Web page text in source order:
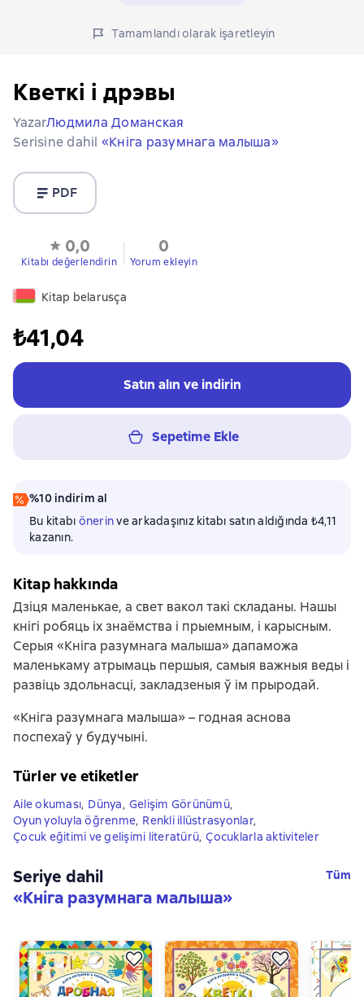
Tamamlandı olarak işaretleyin
Кветкі і дрэвы
YazarЛюдмила Доманская
Serisine dahil «Кніга разумнага малыша»
PDF
0,0
Kitabı değerlendirin
0
Yorum ekleyin
Kitap belarusça
₺41,04
Satın alın ve indirin
Sepetime Ekle
%10 indirim al
Bu kitabı önerinve arkadaşınız kitabı satın aldığında ₺4,11
kazanın.
Kitap hakkında
Дзіця маленькае, а свет вакол такі складаны. Нашы
кнігі робяць іх знаёмства і прыемным, і карысным.
Серыя «Кніга разумнага малыша» дапаможа
маленькаму атрымаць першыя, самыя важныя веды і
развіць здольнасці, закладзеныя ў ім прыродай.
«Кніга разумнага малыша» – годная аснова
поспехаў у будучыні.
Türler ve etiketler
Aile okuması, Dünya, Gelişim Görünümü,
Oyun yoluyla öğrenme, Renkli illüstrasyonlar,
Çocuk eğitimi ve gelişimi literatürü, Çocuklarla aktiviteler
Seriye dahil
«Кніга разумнага малыша»
Tüm